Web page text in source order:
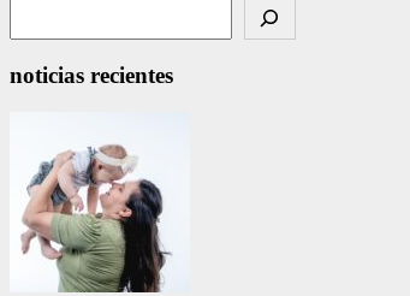
noticias recientes